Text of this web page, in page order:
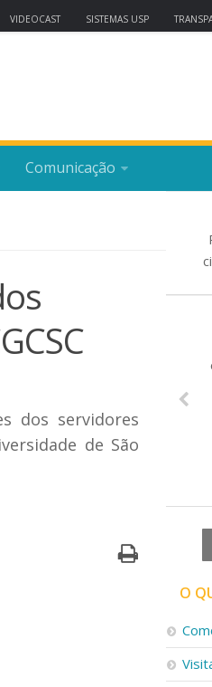
VIDEOCAST SISTEMAS USP
Comunicação
dos servidores
de São
O